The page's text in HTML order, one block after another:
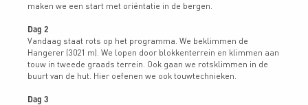
maken we een start met oriëntatie in de bergen.
Dag 2
Vandaag staat rots op het programma. We beklimmen de
Hangerer (3021 m). We lopen door blokkenterrein en klimmen aan
touw in tweede graads terrein. Ook gaan we rotsklimmen in de
buurt van de hut. Hier oefenen we ook touwtechnieken.
Dag 3